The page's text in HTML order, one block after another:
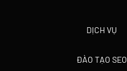
DỊCH VỤ
ĐÀO TẠO SEO